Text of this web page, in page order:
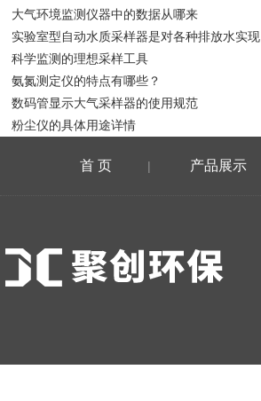
大气环境监测仪器中的数据从哪来
实验室型自动水质采样器是对各种排放水实现
科学监测的理想采样工具
氨氮测定仪的特点有哪些？
数码管显示大气采样器的使用规范
粉尘仪的具体用途详情
首 页 | 产品展示